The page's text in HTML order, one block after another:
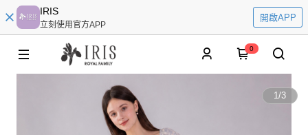
IRIS
立刻使用官方APP
開啟APP
0
1/3